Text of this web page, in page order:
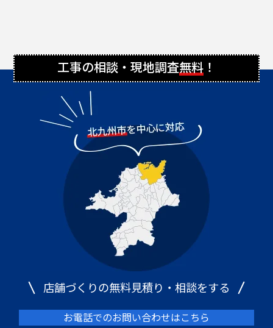
工事の相談・現地調査無料 ！
店舗づくりの無料見積り・相談をする
お電話でのお問い合わせはこちら